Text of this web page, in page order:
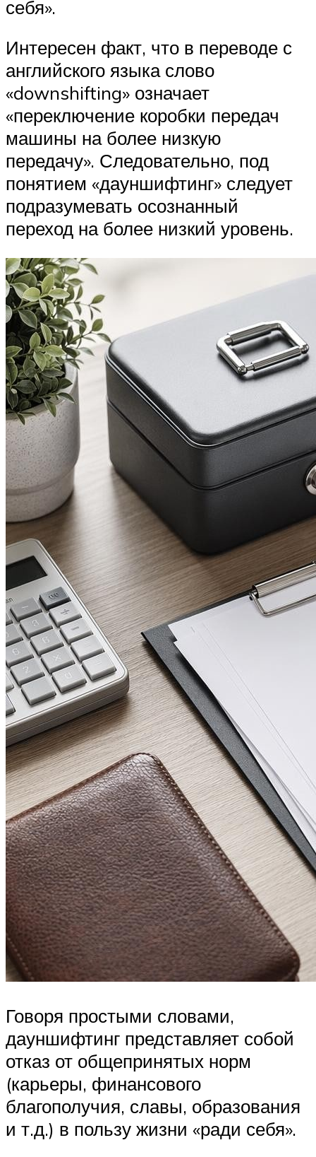
себя».
Интересен факт, что в переводе с
английского языка слово
«downshifting» означает
«переключение коробки передач
машины на более низкую
передачу». Следовательно, под
понятием «дауншифтинг» следует
подразумевать осознанный
переход на более низкий уровень.
Говоря простыми словами,
дауншифтинг представляет собой
отказ от общепринятых норм
(карьеры, финансового
благополучия, славы, образования
и т.д.) в пользу жизни «ради себя».